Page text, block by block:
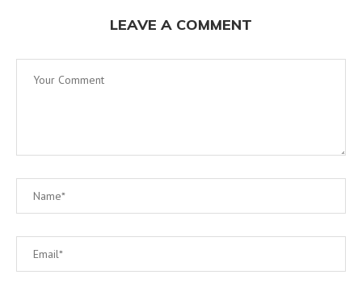
LEAVE A COMMENT